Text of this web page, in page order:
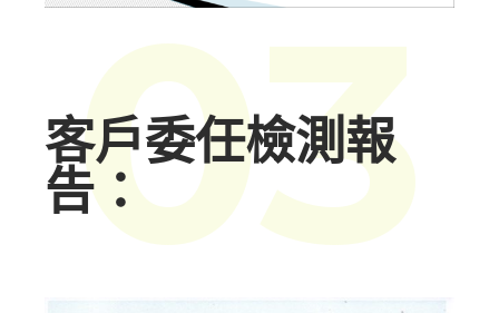
03
客戶委任檢測報
告：